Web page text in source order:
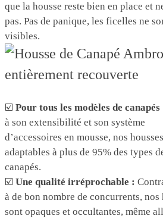
que la housse reste bien en place et
pas. Pas de panique, les ficelles ne
visibles.
☑️ Pour tous les modèles de canapés
à son extensibilité et son système
d’accessoires en mousse, nos
adaptables à plus de 95% des types
canapés.
☑️ Une qualité irréprochable :
à de bon nombre de concurrents, nos
sont opaques et occultantes, même